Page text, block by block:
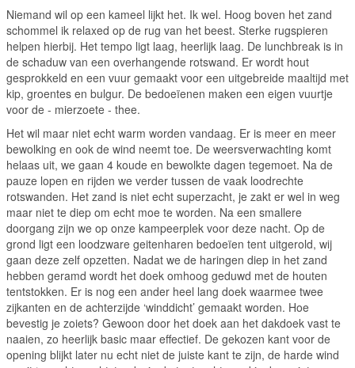
Niemand wil op een kameel lijkt het. Ik wel. Hoog boven het zand
schommel ik relaxed op de rug van het beest. Sterke rugspieren
helpen hierbij. Het tempo ligt laag, heerlijk laag. De lunchbreak is in
de schaduw van een overhangende rotswand. Er wordt hout
gesprokkeld en een vuur gemaakt voor een uitgebreide maaltijd met
kip, groentes en bulgur. De bedoeïenen maken een eigen vuurtje
voor de - mierzoete - thee.
Het wil maar niet echt warm worden vandaag. Er is meer en meer
bewolking en ook de wind neemt toe. De weersverwachting komt
helaas uit, we gaan 4 koude en bewolkte dagen tegemoet. Na de
pauze lopen en rijden we verder tussen de vaak loodrechte
rotswanden. Het zand is niet echt superzacht, je zakt er wel in weg
maar niet te diep om echt moe te worden. Na een smallere
doorgang zijn we op onze kampeerplek voor deze nacht. Op de
grond ligt een loodzware geitenharen bedoeïen tent uitgerold, wij
gaan deze zelf opzetten. Nadat we de haringen diep in het zand
hebben geramd wordt het doek omhoog geduwd met de houten
tentstokken. Er is nog een ander heel lang doek waarmee twee
zijkanten en de achterzijde ‘winddicht’ gemaakt worden. Hoe
bevestig je zoiets? Gewoon door het doek aan het dakdoek vast te
naaien, zo heerlijk basic maar effectief. De gekozen kant voor de
opening blijkt later nu echt niet de juiste kant te zijn, de harde wind